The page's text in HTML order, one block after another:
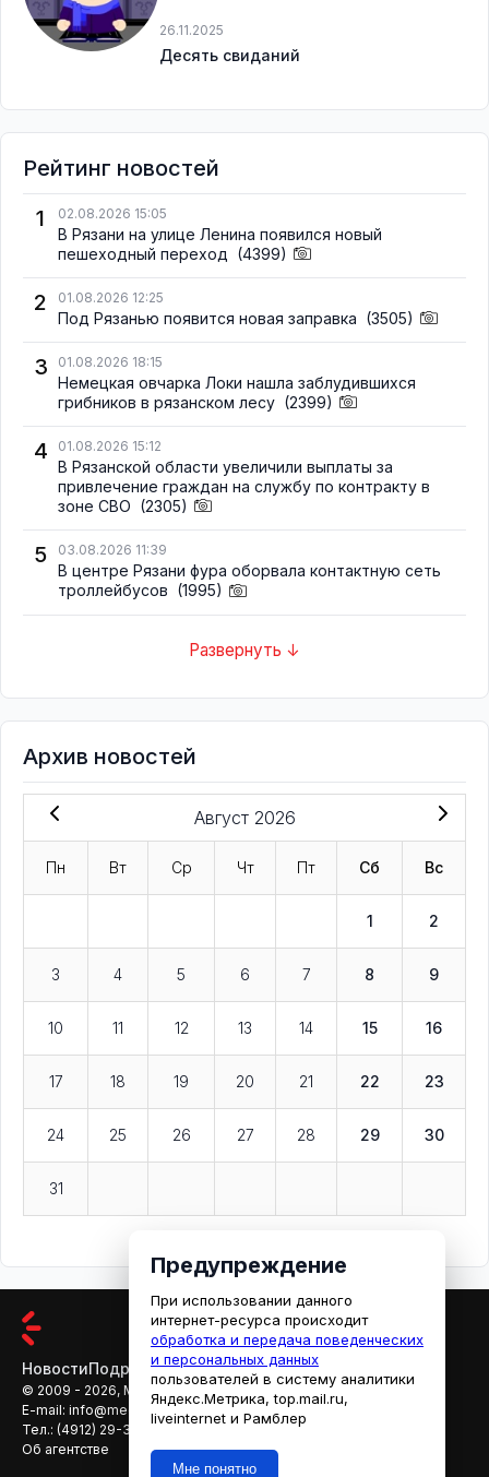
26.11.2025
Десять свиданий
Рейтинг новостей
1
02.08.2026 15:05
В Рязани на улице Ленина появился новый
пешеходный переход (4399)
2 01.08.2026 12:25
Под Рязанью появится новая заправка (3505)
3 01.08.2026 18:15
Немецкая овчарка Локи нашла заблудившихся
грибников в рязанском лесу (2399)
4 01.08.2026 15:12
В Рязанской области увеличили выплаты за
привлечение граждан на службу по контракту в
зоне СВО (2305)
5 03.08.2026 11:39
В центре Рязани фура оборвала контактную сеть
троллейбусов (1995)
Развернуть ↓
Архив новостей
Август 2026
Пн Вт Ср Чт Пт Сб Вс
1 2
3 4 5 6 7 8 9
10 11 12 13 14 15 16
17 18 19 20 21 22 23
24 25 26 27 28 29 30
31
НовостиПодробностиАфишаКино
© 2009 - 2026, МЕДИАРЯЗАНЬ
E-mail: info@mediaryazan.ru,reklama@mediaryazan.ru
Тел.: (4912) 29-33-66
Об агентстве
Предупреждение
При использовании данного
интернет-ресурса происходит
обработка и передача поведенческих
и персональных данных
пользователей в систему аналитики
Яндекс.Метрика, top.mail.ru,
liveinternet и Рамблер
Мне понятно